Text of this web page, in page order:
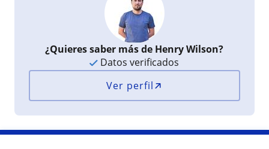
¿Quieres saber más de Henry Wilson?
Datos verificados
Ver perfil